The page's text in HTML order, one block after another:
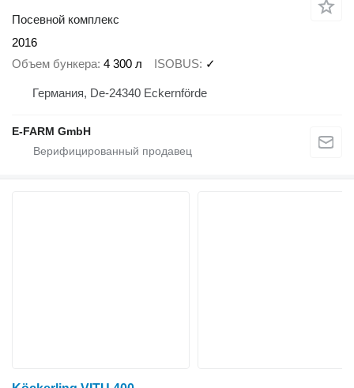
Посевной комплекс
2016
Объем бункера 4 300 л ISOBUS ✓
Германия, De-24340 Eckernförde
E-FARM GmbH